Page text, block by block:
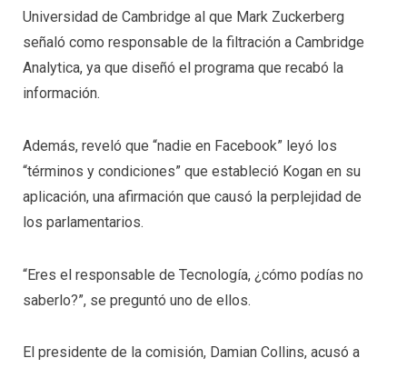
Universidad de Cambridge al que Mark Zuckerberg
señaló como responsable de la filtración a Cambridge
Analytica, ya que diseñó el programa que recabó la
información.
Además, reveló que “nadie en Facebook” leyó los
“términos y condiciones” que estableció Kogan en su
aplicación, una afirmación que causó la perplejidad de
los parlamentarios.
“Eres el responsable de Tecnología, ¿cómo podías no
saberlo?”, se preguntó uno de ellos.
El presidente de la comisión, Damian Collins, acusó a